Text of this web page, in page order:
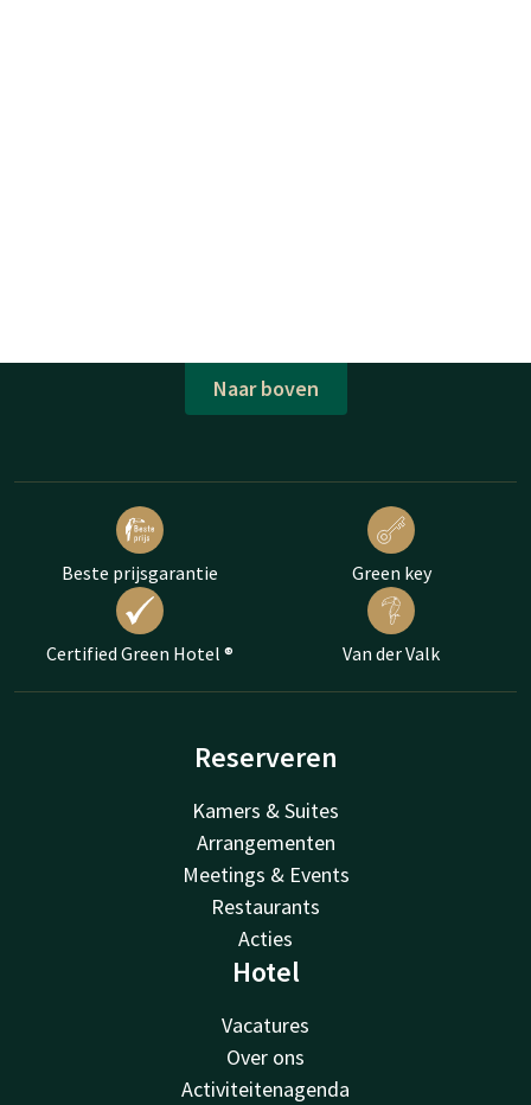
Naar boven
Beste prijsgarantie Green key
Certified Green Hotel ® Van der Valk
Reserveren
Kamers & Suites
Arrangementen
Meetings & Events
Restaurants
Acties
Hotel
Vacatures
Over ons
Activiteitenagenda